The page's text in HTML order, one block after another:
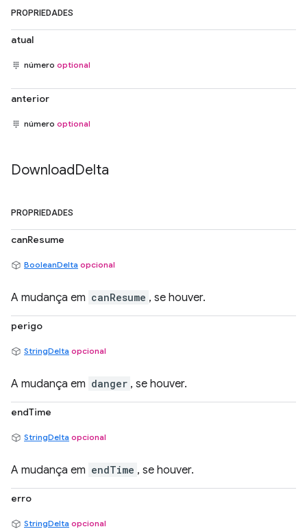
PROPRIEDADES
atual
número optional
anterior
número optional
DownloadDelta
PROPRIEDADES
canResume
BooleanDelta opcional
A mudança em canResume , se houver.
perigo
StringDelta opcional
A mudança em danger , se houver.
endTime
StringDelta opcional
A mudança em endTime , se houver.
erro
StringDelta opcional